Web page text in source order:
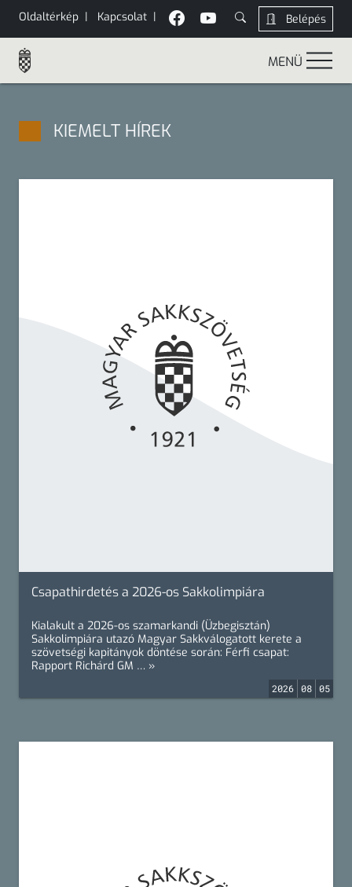
Oldaltérkép | Kapcsolat | Belépés
MENÜ
KIEMELT HÍREK
Csapathirdetés a 2026-os Sakkolimpiára
Kialakult a 2026-os szamarkandi (Üzbegisztán)
Sakkolimpiára utazó Magyar Sakkválogatott kerete a
szövetségi kapitányok döntése során: Férfi csapat:
Rapport Richárd GM … »
2026 08 05